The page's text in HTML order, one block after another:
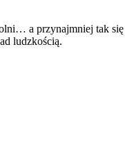
a przynajmniej tak
ludzkością.